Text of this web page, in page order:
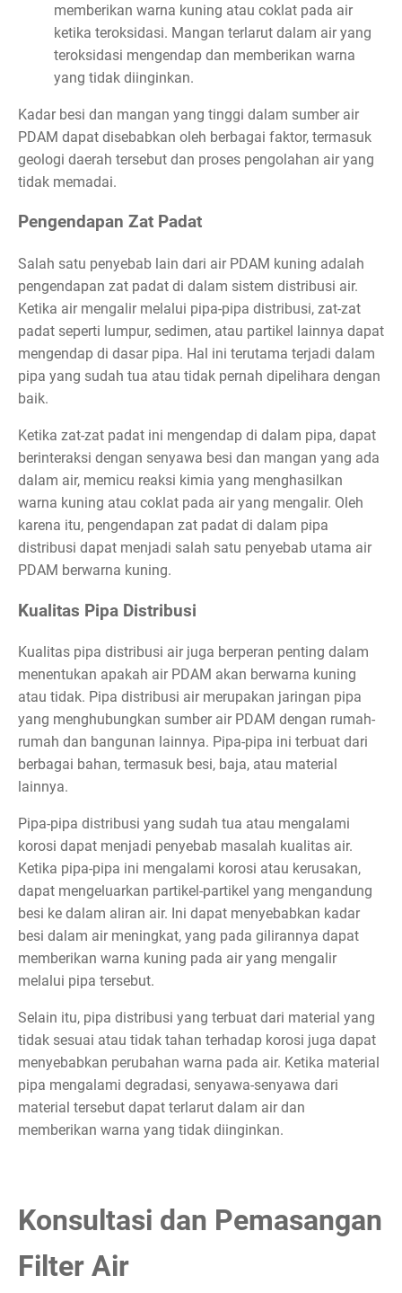
memberikan warna kuning atau coklat pada air
ketika teroksidasi. Mangan terlarut dalam air yang
teroksidasi mengendap dan memberikan warna
yang tidak diinginkan.
Kadar besi dan mangan yang tinggi dalam sumber air
PDAM dapat disebabkan oleh berbagai faktor, termasuk
geologi daerah tersebut dan proses pengolahan air yang
tidak memadai.
Pengendapan Zat Padat
Salah satu penyebab lain dari air PDAM kuning adalah
pengendapan zat padat di dalam sistem distribusi air.
Ketika air mengalir melalui pipa-pipa distribusi, zat-zat
padat seperti lumpur, sedimen, atau partikel lainnya dapat
mengendap di dasar pipa. Hal ini terutama terjadi dalam
pipa yang sudah tua atau tidak pernah dipelihara dengan
baik.
Ketika zat-zat padat ini mengendap di dalam pipa, dapat
berinteraksi dengan senyawa besi dan mangan yang ada
dalam air, memicu reaksi kimia yang menghasilkan
warna kuning atau coklat pada air yang mengalir. Oleh
karena itu, pengendapan zat padat di dalam pipa
distribusi dapat menjadi salah satu penyebab utama air
PDAM berwarna kuning.
Kualitas Pipa Distribusi
Kualitas pipa distribusi air juga berperan penting dalam
menentukan apakah air PDAM akan berwarna kuning
atau tidak. Pipa distribusi air merupakan jaringan pipa
yang menghubungkan sumber air PDAM dengan rumah-
rumah dan bangunan lainnya. Pipa-pipa ini terbuat dari
berbagai bahan, termasuk besi, baja, atau material
lainnya.
Pipa-pipa distribusi yang sudah tua atau mengalami
korosi dapat menjadi penyebab masalah kualitas air.
Ketika pipa-pipa ini mengalami korosi atau kerusakan,
dapat mengeluarkan partikel-partikel yang mengandung
besi ke dalam aliran air. Ini dapat menyebabkan kadar
besi dalam air meningkat, yang pada gilirannya dapat
memberikan warna kuning pada air yang mengalir
melalui pipa tersebut.
Selain itu, pipa distribusi yang terbuat dari material yang
tidak sesuai atau tidak tahan terhadap korosi juga dapat
menyebabkan perubahan warna pada air. Ketika material
pipa mengalami degradasi, senyawa-senyawa dari
material tersebut dapat terlarut dalam air dan
memberikan warna yang tidak diinginkan.
Konsultasi dan Pemasangan
Filter Air